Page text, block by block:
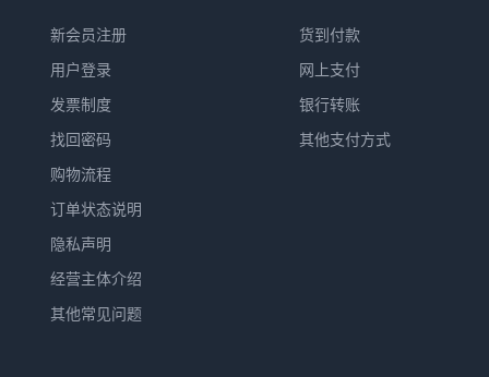
新会员注册
用户登录
发票制度
找回密码
购物流程
订单状态说明
隐私声明
经营主体介绍
其他常见问题
货到付款
网上支付
银行转账
其他支付方式